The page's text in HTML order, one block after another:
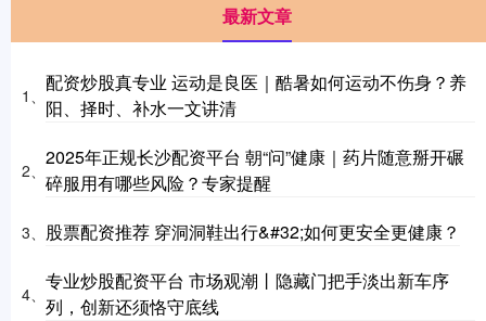
最新文章
1、
配资炒股真专业 运动是良医｜酷暑如何运动不伤身？养
阳、择时、补水一文讲清
2、
2025年正规长沙配资平台 朝“问”健康｜药片随意掰开碾
碎服用有哪些风险？专家提醒
3、 股票配资推荐 穿洞洞鞋出行&#32;如何更安全更健康？
4、
专业炒股配资平台 市场观潮丨隐藏门把手淡出新车序
列，创新还须恪守底线